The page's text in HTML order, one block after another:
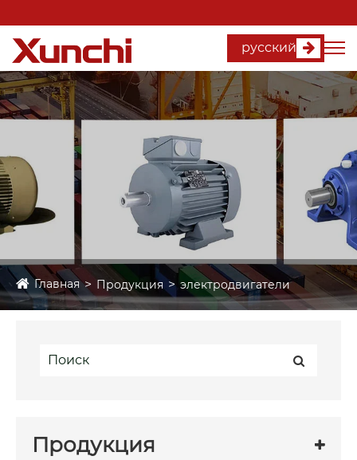
русский
Главная Продукция электродвигатели
Продукция